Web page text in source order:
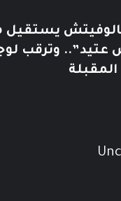
يستقيل
عتيد”.. وترقب